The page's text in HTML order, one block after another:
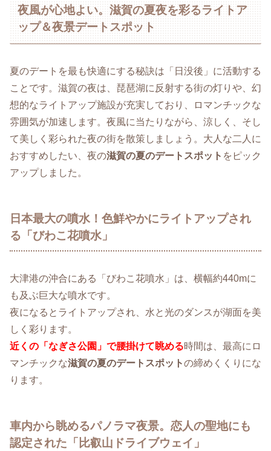
夜風が心地よい。滋賀の夏夜を彩るライトア
ップ＆夜景デートスポット
夏のデートを最も快適にする秘訣は「日没後」に活動する
ことです。滋賀の夜は、琵琶湖に反射する街の灯りや、幻
想的なライトアップ施設が充実しており、ロマンチックな
雰囲気が加速します。夜風に当たりながら、涼しく、そし
て美しく彩られた夜の街を散策しましょう。大人な二人に
おすすめしたい、夜の滋賀の夏のデートスポット をピック
アップしました。
日本最大の噴水！色鮮やかにライトアップされ
る「びわこ花噴水」
大津港の沖合にある「びわこ花噴水」は、横幅約440mに
も及ぶ巨大な噴水です。
夜になるとライトアップされ、水と光のダンスが湖面を美
しく彩ります。
近くの「なぎさ公園」で腰掛けて眺める時間は、最高にロ
マンチックな滋賀の夏のデートスポットの締めくくりにな
ります。
車内から眺めるパノラマ夜景。恋人の聖地にも
認定された「比叡山ドライブウェイ」